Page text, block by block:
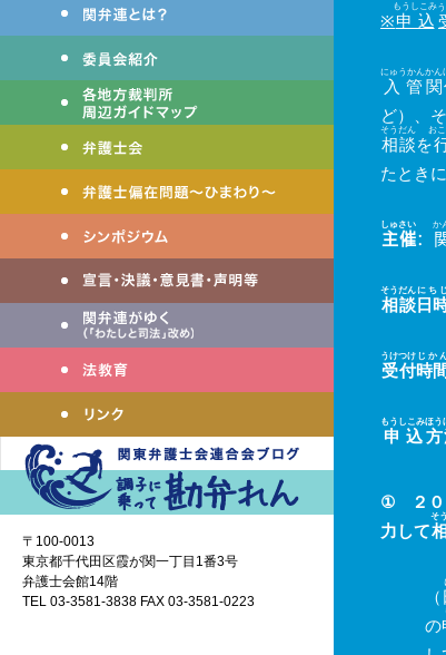
〒100-0013
東京都千代田区霞が関一丁目1番3号
弁護士会館14階
TEL 03-3581-3838 FAX 03-3581-0223
※申込
もうしこみ
入管
にゅうかんかん
ど）、
相談
そうだん
を
お
たときに
主
しゅ
催
さい
：
か
相談
そうだん
日
にちじ
受付
うけつけ
時間
じか
申込
もうしこみほう
① ２０
力して
そ
（
の